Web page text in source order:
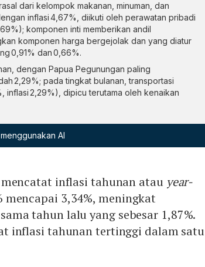
dari kelompok makanan, minuman, dan
inflasi 4,67%, diikuti oleh perawatan pribadi
komponen inti memberikan andil
komponen harga bergejolak dan yang diatur
0,91% dan 0,66%.
dengan Papua Pegunungan paling
2,29%; pada tingkat bulanan, transportasi
inflasi 2,29%), dipicu terutama oleh kenaikan
AI
inflasi tahunan atau year-
mencapai 3,34%, meningkat
tahun lalu yang sebesar 1,87%.
inflasi tahunan tertinggi dalam satu